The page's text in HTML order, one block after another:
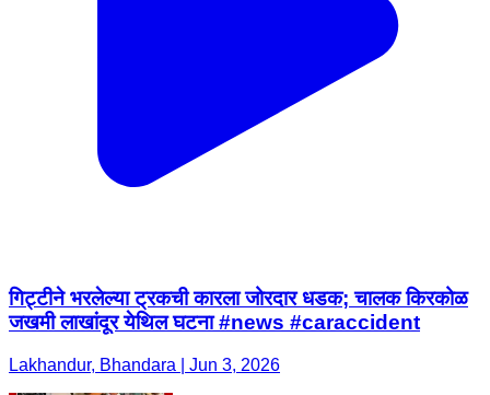
गिट्टीने भरलेल्या ट्रकची कारला जोरदार धडक; चालक किरकोळ
जखमी लाखांदूर येथिल घटना #news #caraccident
Lakhandur, Bhandara | Jun 3, 2026